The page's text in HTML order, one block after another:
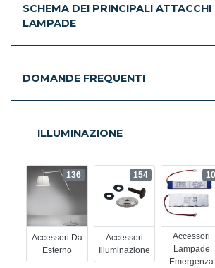
SCHEMA DEI PRINCIPALI ATTACCHI
LAMPADE
DOMANDE FREQUENTI
ILLUMINAZIONE
Accessori Da
Esterno
136
Accessori
Illuminazione
154
Accessori
Lampade
Emergenza
10